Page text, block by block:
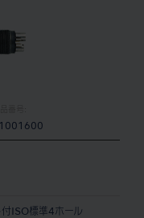
ISO標準4ホール